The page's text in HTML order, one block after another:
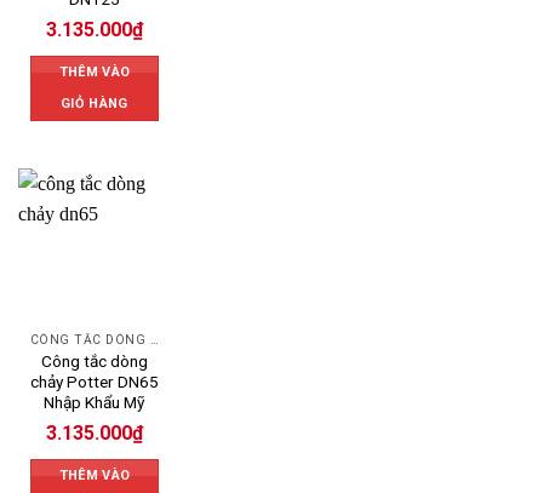
3.135.000₫
THÊM VÀO
GIỎ HÀNG
CÔNG TẮC DÒNG CHẢY
Công tắc dòng
chảy Potter DN65
Nhập Khẩu Mỹ
3.135.000₫
THÊM VÀO